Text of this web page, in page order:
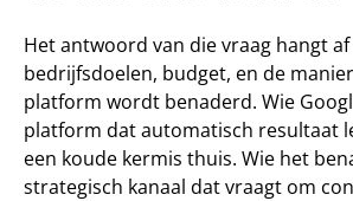
Het antwoord van die vraag hangt
bedrijfsdoelen, budget, en de
platform wordt benaderd. Wie
platform dat automatisch resultaat
een koude kermis thuis. Wie het
strategisch kanaal dat vraagt om